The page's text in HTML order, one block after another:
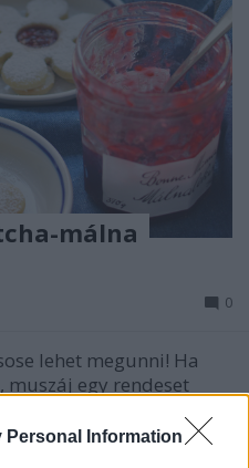
Personal Information
málna
0
lehet megunni! Ha
egy rendeset
ha igazi vajból